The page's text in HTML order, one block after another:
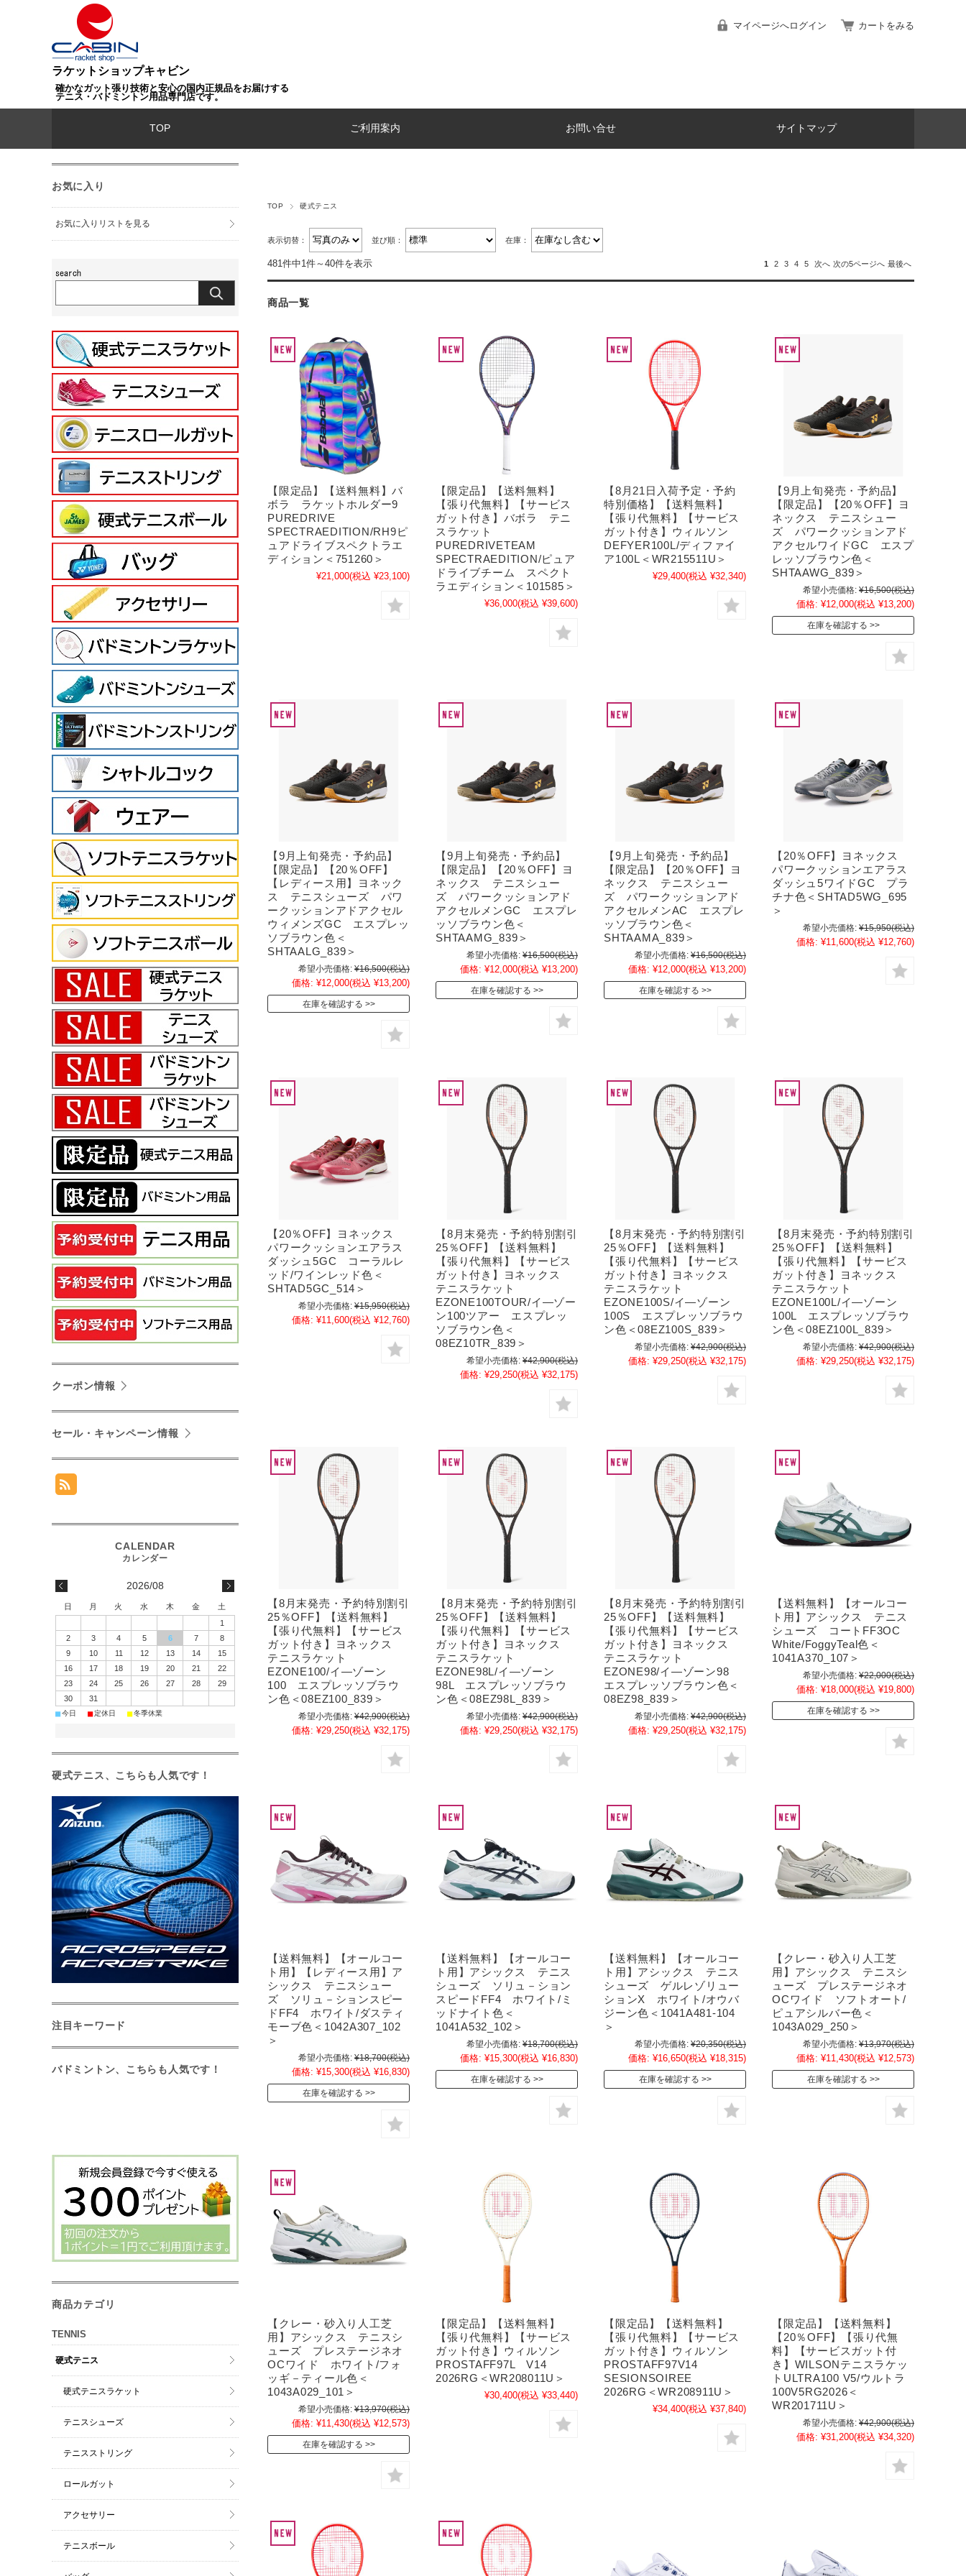
ラケットショップキャビン
確かなガット張り技術と安心の国内正規品をお届けする
テニス・バドミントン用品専門店です。
マイページへログイン カートをみる
TOP ご利用案内 お問い合せ サイトマップ
TOP 硬式テニス
表示切替： 並び順： 在庫：
481件中1件～40件を表示 1 2 3 4 5 次へ 次の5ページへ 最後へ
商品一覧
【限定品】【送料無料】バ
ボラ ラケットホルダー9
PUREDRIVE
SPECTRAEDITION/RH9ピ
ュアドライブスペクトラエ
ディション＜751260＞
¥21,000(税込 ¥23,100)
【限定品】【送料無料】
【張り代無料】【サービス
ガット付き】バボラ テニ
スラケット
PUREDRIVETEAM
SPECTRAEDITION/ピュア
ドライブチーム スペクト
ラエディション＜101585＞
¥36,000(税込 ¥39,600)
【8月21日入荷予定・予約
特別価格】【送料無料】
【張り代無料】【サービス
ガット付き】ウィルソン
DEFYER100L/ディファイ
ア100L＜WR215511U＞
¥29,400(税込 ¥32,340)
【9月上旬発売・予約品】
【限定品】【20％OFF】ヨ
ネックス テニスシュー
ズ パワークッションアド
アクセルワイドGC エスプ
レッソブラウン色＜
SHTAAWG_839＞
希望小売価格: ¥16,500(税込)
価格: ¥12,000(税込 ¥13,200)
在庫を確認する
【9月上旬発売・予約品】
【限定品】【20％OFF】
【レディース用】ヨネック
ス テニスシューズ パワ
ークッションアドアクセル
ウィメンズGC エスプレッ
ソブラウン色＜
SHTAALG_839＞
希望小売価格: ¥16,500(税込)
価格: ¥12,000(税込 ¥13,200)
在庫を確認する
【9月上旬発売・予約品】
【限定品】【20％OFF】ヨ
ネックス テニスシュー
ズ パワークッションアド
アクセルメンGC エスプレ
ッソブラウン色＜
SHTAAMG_839＞
希望小売価格: ¥16,500(税込)
価格: ¥12,000(税込 ¥13,200)
在庫を確認する
【9月上旬発売・予約品】
【限定品】【20％OFF】ヨ
ネックス テニスシュー
ズ パワークッションアド
アクセルメンAC エスプレ
ッソブラウン色＜
SHTAAMA_839＞
希望小売価格: ¥16,500(税込)
価格: ¥12,000(税込 ¥13,200)
在庫を確認する
【20％OFF】ヨネックス
パワークッションエアラス
ダッシュ5ワイドGC プラ
チナ色＜SHTAD5WG_695
＞
希望小売価格: ¥15,950(税込)
価格: ¥11,600(税込 ¥12,760)
【20％OFF】ヨネックス
パワークッションエアラス
ダッシュ5GC コーラルレ
ッド/ワインレッド色＜
SHTAD5GC_514＞
希望小売価格: ¥15,950(税込)
価格: ¥11,600(税込 ¥12,760)
【8月末発売・予約特別割引
25％OFF】【送料無料】
【張り代無料】【サービス
ガット付き】ヨネックス
テニスラケット
EZONE100TOUR/イ―ゾー
ン100ツアー エスプレッ
ソブラウン色＜
08EZ10TR_839＞
希望小売価格: ¥42,900(税込)
価格: ¥29,250(税込 ¥32,175)
【8月末発売・予約特別割引
25％OFF】【送料無料】
【張り代無料】【サービス
ガット付き】ヨネックス
テニスラケット
EZONE100S/イ―ゾーン
100S エスプレッソブラウ
ン色＜08EZ100S_839＞
希望小売価格: ¥42,900(税込)
価格: ¥29,250(税込 ¥32,175)
【8月末発売・予約特別割引
25％OFF】【送料無料】
【張り代無料】【サービス
ガット付き】ヨネックス
テニスラケット
EZONE100L/イ―ゾーン
100L エスプレッソブラウ
ン色＜08EZ100L_839＞
希望小売価格: ¥42,900(税込)
価格: ¥29,250(税込 ¥32,175)
【8月末発売・予約特別割引
25％OFF】【送料無料】
【張り代無料】【サービス
ガット付き】ヨネックス
テニスラケット
EZONE100/イ―ゾーン
100 エスプレッソブラウ
ン色＜08EZ100_839＞
希望小売価格: ¥42,900(税込)
価格: ¥29,250(税込 ¥32,175)
【8月末発売・予約特別割引
25％OFF】【送料無料】
【張り代無料】【サービス
ガット付き】ヨネックス
テニスラケット
EZONE98L/イ―ゾーン
98L エスプレッソブラウ
ン色＜08EZ98L_839＞
希望小売価格: ¥42,900(税込)
価格: ¥29,250(税込 ¥32,175)
【8月末発売・予約特別割引
25％OFF】【送料無料】
【張り代無料】【サービス
ガット付き】ヨネックス
テニスラケット
EZONE98/イ―ゾーン98
エスプレッソブラウン色＜
08EZ98_839＞
希望小売価格: ¥42,900(税込)
価格: ¥29,250(税込 ¥32,175)
【送料無料】【オールコー
ト用】アシックス テニス
シューズ コートFF3OC
White/FoggyTeal色＜
1041A370_107＞
希望小売価格: ¥22,000(税込)
価格: ¥18,000(税込 ¥19,800)
在庫を確認する
【送料無料】【オールコー
ト用】【レディース用】ア
シックス テニスシュー
ズ ソリュ－ションスピー
ドFF4 ホワイト/ダスティ
モーブ色＜1042A307_102
＞
希望小売価格: ¥18,700(税込)
価格: ¥15,300(税込 ¥16,830)
在庫を確認する
【送料無料】【オールコー
ト用】アシックス テニス
シューズ ソリュ－ション
スピードFF4 ホワイト/ミ
ッドナイト色＜
1041A532_102＞
希望小売価格: ¥18,700(税込)
価格: ¥15,300(税込 ¥16,830)
在庫を確認する
【送料無料】【オールコー
ト用】アシックス テニス
シューズ ゲルレゾリュー
ションX ホワイト/オウバ
ジーン色＜1041A481-104
＞
希望小売価格: ¥20,350(税込)
価格: ¥16,650(税込 ¥18,315)
在庫を確認する
【クレー・砂入り人工芝
用】アシックス テニスシ
ューズ プレステージネオ
OCワイド ソフトオート/
ピュアシルバー色＜
1043A029_250＞
希望小売価格: ¥13,970(税込)
価格: ¥11,430(税込 ¥12,573)
在庫を確認する
【クレー・砂入り人工芝
用】アシックス テニスシ
ューズ プレステージネオ
OCワイド ホワイト/フォ
ッギ－ティール色＜
1043A029_101＞
希望小売価格: ¥13,970(税込)
価格: ¥11,430(税込 ¥12,573)
在庫を確認する
【限定品】【送料無料】
【張り代無料】【サービス
ガット付き】ウィルソン
PROSTAFF97L V14
2026RG＜WR208011U＞
¥30,400(税込 ¥33,440)
【限定品】【送料無料】
【張り代無料】【サービス
ガット付き】ウィルソン
PROSTAFF97V14
SESIONSOIREE
2026RG＜WR208911U＞
¥34,400(税込 ¥37,840)
【限定品】【送料無料】
【20％OFF】【張り代無
料】【サービスガット付
き】WILSONテニスラケッ
トULTRA100 V5/ウルトラ
100V5RG2026＜
WR201711U＞
希望小売価格: ¥42,900(税込)
価格: ¥31,200(税込 ¥34,320)
お気に入り
お気に入りリストを見る
クーポン情報
セール・キャンペーン情報
2026/08
日 月 火 水 木 金
土
1
2
3 4 5 6 7
8
9
10 11 12 13 14
15
16
17 18 19 20 21
22
23
24 25 26 27 28
29
30
31
■今日 ■定休日 ■冬季休業
硬式テニス、こちらも人気です！
注目キーワード
バドミントン、こちらも人気です！
商品カテゴリ
TENNIS
硬式テニス
硬式テニスラケット
テニスシューズ
テニスストリング
ロールガット
アクセサリー
テニスボール